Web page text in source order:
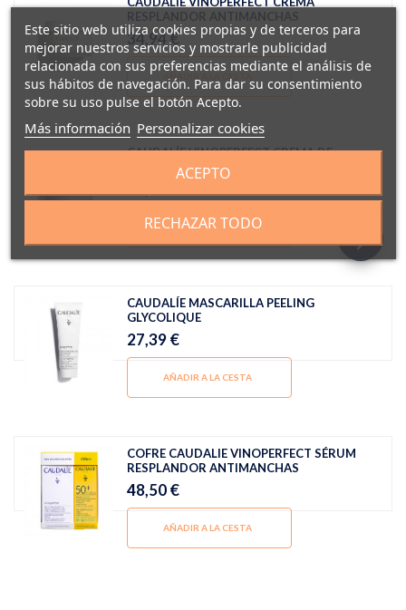
RESPLANDOR ANTIMANCHAS
34,94 €
AÑADIR A LA CESTA
CAUDALÍE VINOPERFECT CREMA DE
NOCHE GLICÓLICA ANTIMANCHAS
AÑADIR A LA CESTA
CAUDALÍE MASCARILLA PEELING
GLYCOLIQUE
27,39 €
AÑADIR A LA CESTA
COFRE CAUDALIE VINOPERFECT SÉRUM
RESPLANDOR ANTIMANCHAS
48,50 €
AÑADIR A LA CESTA
Este sitio web utiliza cookies propias y de terceros para
mejorar nuestros servicios y mostrarle publicidad
relacionada con sus preferencias mediante el análisis de
sus hábitos de navegación. Para dar su consentimiento
sobre su uso pulse el botón Acepto.
Más información Personalizar cookies
RECHAZAR TODO
ACEPTO